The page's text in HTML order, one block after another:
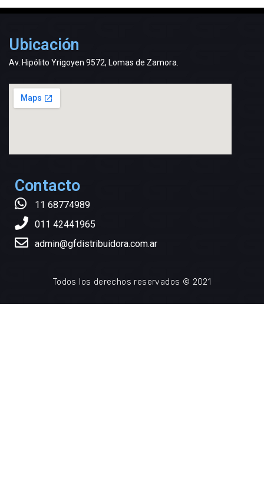
Ubicación
Av. Hipólito Yrigoyen 9572, Lomas de Zamora.
Contacto
11 68774989
011 42441965
admin@gfdistribuidora.com.ar
Todos los derechos reservados © 2021